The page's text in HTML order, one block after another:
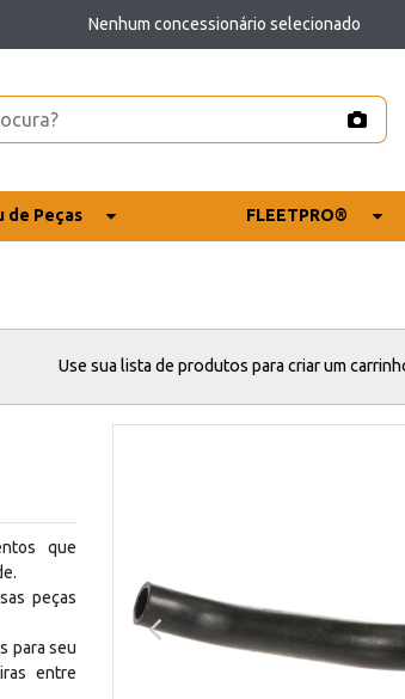
Nenhum concessionário selecionado
de Peças FLEETPRO®
Use sua lista de produtos para criar um
que
peças
para seu
entre